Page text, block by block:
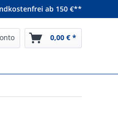
ab 150 €**
0,00 € *